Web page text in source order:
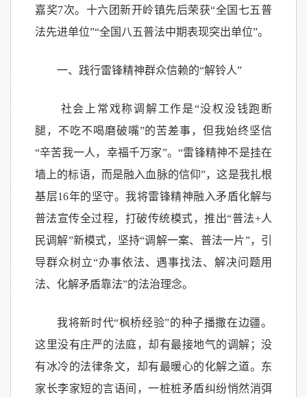
嘉奖7次。十六团新开岭镇先后荣获“全国七五普
法先进单位”“全国八五普法中期表现突出单位”。
一、践行雷锋精神群众信赖的“解铃人”
社会上常戏称调解工作是“没权没钱跑断
腿，不吃不喝磨破嘴”的苦差事，但我始终坚信
“辛苦我一人，幸福千万家”。“雷锋精神不是挂在
墙上的标语，而是融入血脉的信仰”，这是我扎根
基层16年的坚守。我将雷锋精神融入矛盾化解与
普法宣传全过程，打破传统模式，推出“普法+人
民调解”新模式，坚持“调解一案、普法一片”，引
导群众树立“办事依法、遇事找法、解决问题用
法、化解矛盾靠法”的法治理念。
我将新时代“枫桥经验”的种子播撒在边疆。
这里没有庄严的法庭，却有最接地气的调解；没
有冰冷的法律条文，却有最暖心的化解之道。东
家长李家短的言语间，一桩桩矛盾纠纷悄然消弭